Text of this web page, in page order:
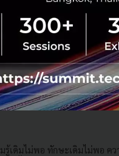
ม่ใช้ AI เพื่อพัฒนาอา
รู้เดิมไม่พอ ทักษะเดิมไม่พอ ค